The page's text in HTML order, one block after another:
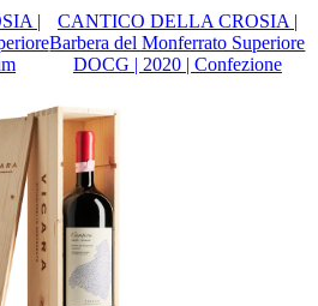
|
CANTICO DELLA CROSIA |
Barbera del Monferrato Superiore
DOCG | 2020 | Confezione